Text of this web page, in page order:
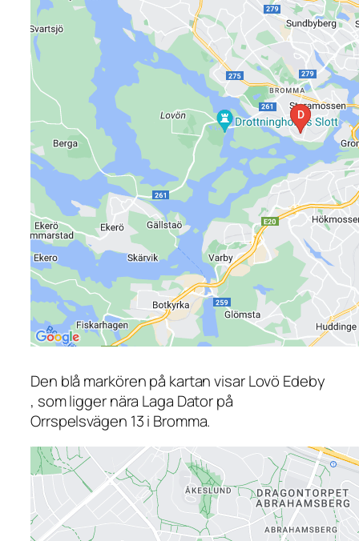
Den blå markören på kartan visar Lovö Edeby
, som ligger nära Laga Dator på
Orrspelsvägen 13 i Bromma.